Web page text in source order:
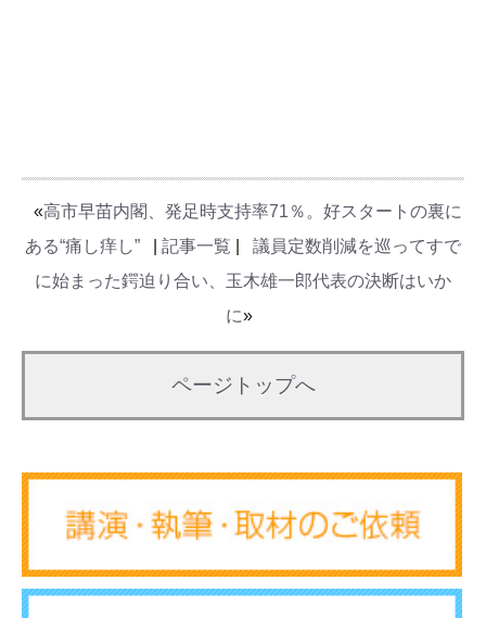
«高市早苗内閣、発足時支持率71％。好スタートの裏に
ある“痛し痒し”
記事一覧
議員定数削減を巡ってすで
に始まった鍔迫り合い、玉木雄一郎代表の決断はいか
に»
ページトップへ